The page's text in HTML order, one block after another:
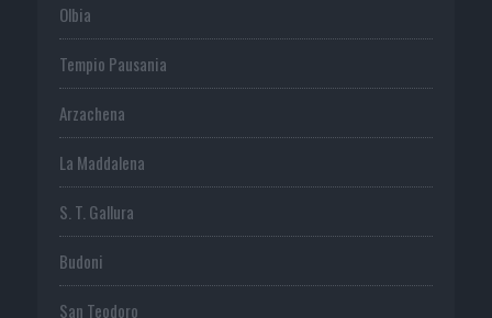
Olbia
Tempio Pausania
Arzachena
La Maddalena
S. T. Gallura
Budoni
San Teodoro